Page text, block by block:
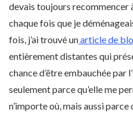
devais toujours recommencer
chaque fois que je
fois, j’ai trouvé unarticle de
entièrement distantes qui
chance d’être embauchée par
seulement parce qu’elle me
n’importe où, mais aussi parce